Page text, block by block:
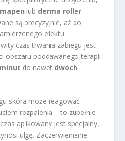
lub derma roller.
są precyzyjnie, aż do
efektu
czas trwania zabiegu jest
obszaru poddawanego terapii i
do nawet dwóch
skóra może reagować
rozpalenia – to zupełnie
aplikowany jest specjalny,
ulgę. Zaczerwienienie